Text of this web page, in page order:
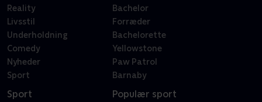
Reality
Livsstil
Underholdning
Comedy
Nyheder
Sport
Bachelor
Forræder
Bachelorette
Yellowstone
Paw Patrol
Barnaby
Sport Populær sport